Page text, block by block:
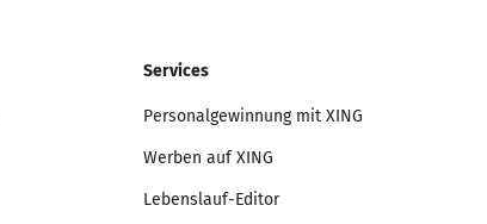
Services
Personalgewinnung mit XING
Werben auf XING
Lebenslauf-Editor